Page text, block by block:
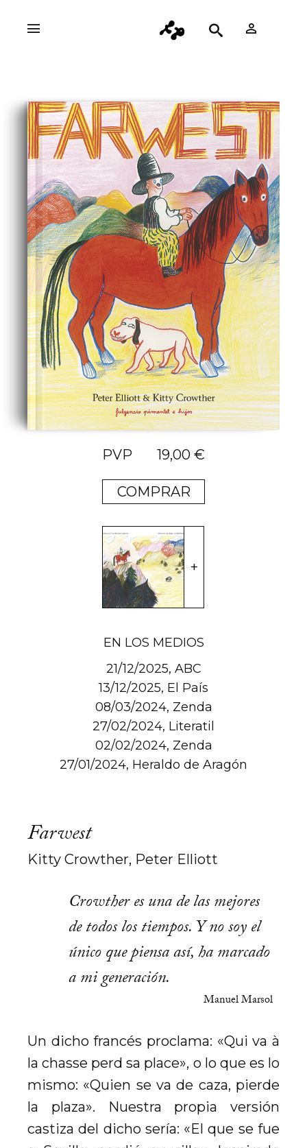
19,00 €
COMPRAR
EN LOS MEDIOS
21/12/2025, ABC
13/12/2025, El País
08/03/2024, Zenda
27/02/2024, Literatil
02/02/2024, Zenda
27/01/2024, Heraldo de Aragón
Farwest
Kitty Crowther, Peter Elliott
Crowther es una de las mejores
de todos los tiempos. Y no soy el
único que piensa así, ha marcado
a mi generación.
Manuel Marsol
Un dicho francés proclama: «Qui va à
la chasse perd sa place», o lo que es lo
mismo: «Quien se va de caza, pierde
la plaza». Nuestra propia versión
castiza del dicho sería: «El que se fue